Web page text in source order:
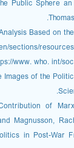
Public Sphere
Based on
resources-
www. who. int/
Images of the
the Contribution of
Magnusson,
in Post-War